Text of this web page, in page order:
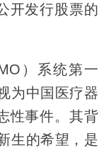
开发行股票的
）系统第一
为中国医疗器
性事件。其背
生的希望，是